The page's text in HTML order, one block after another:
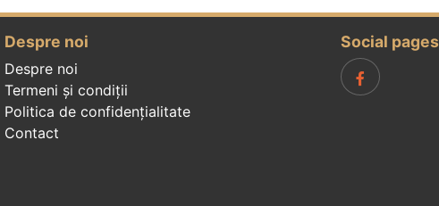
Despre noi
Despre noi
Termeni și condiții
Politica de confidenţialitate
Contact
Social pages